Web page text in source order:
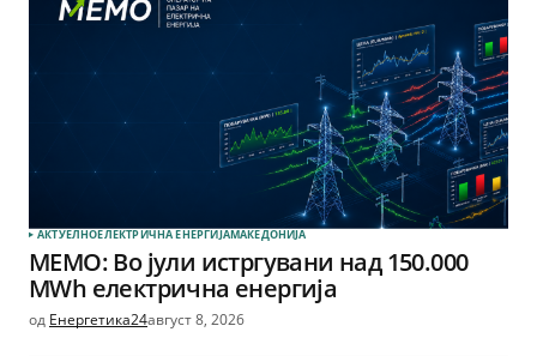
АКТУЕЛНОЕЛЕКТРИЧНА ЕНЕРГИЈАМАКЕДОНИЈА
МЕМО: Во јули истргувани над 150.000
MWh електрична енергија
од Енергетика24август 8, 2026